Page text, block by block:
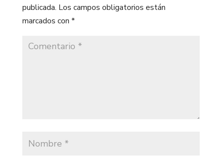
publicada. Los campos obligatorios están
marcados con *